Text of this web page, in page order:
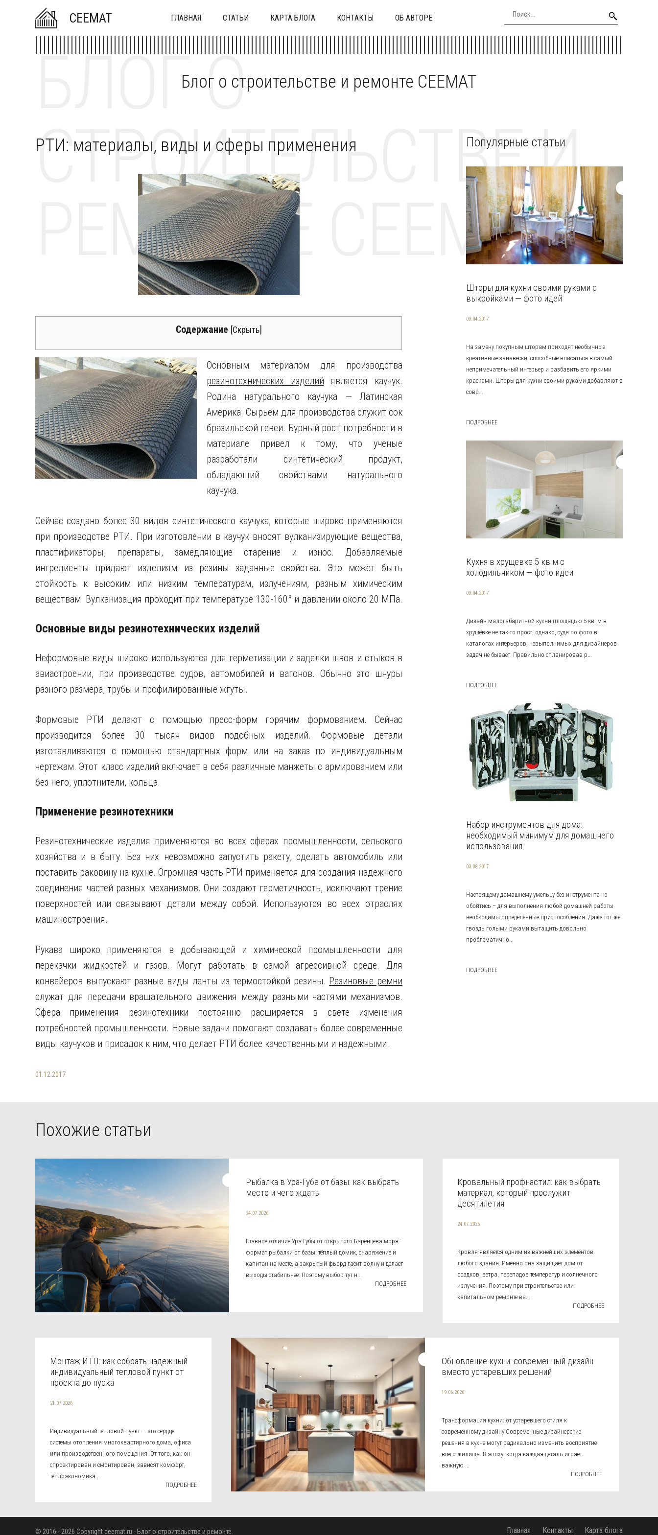
CEEMAT ГЛАВНАЯ СТАТЬИ КАРТА БЛОГА КОНТАКТЫ ОБ АВТОРЕ
Блог о строительстве и ремонте CEEMAT
БЛОГ О
СТРОИТЕЛЬСТВЕ И
РЕМОНТЕ CEEMAT
РТИ: материалы, виды и сферы применения
Содержание [Скрыть]
Основным материалом для производства
резинотехнических изделий является каучук.
Родина натурального каучука — Латинская
Америка. Сырьем для производства служит сок
бразильской гевеи. Бурный рост потребности в
материале привел к тому, что ученые
разработали синтетический продукт,
обладающий свойствами натурального
каучука.
Сейчас создано более 30 видов синтетического каучука, которые широко применяются
при производстве РТИ. При изготовлении в каучук вносят вулканизирующие вещества,
пластификаторы, препараты, замедляющие старение и износ. Добавляемые
ингредиенты придают изделиям из резины заданные свойства. Это может быть
стойкость к высоким или низким температурам, излучениям, разным химическим
веществам. Вулканизация проходит при температуре 130-160° и давлении около 20 МПа.
Основные виды резинотехнических изделий
Неформовые виды широко используются для герметизации и заделки швов и стыков в
авиастроении, при производстве судов, автомобилей и вагонов. Обычно это шнуры
разного размера, трубы и профилированные жгуты.
Формовые РТИ делают с помощью пресс-форм горячим формованием. Сейчас
производится более 30 тысяч видов подобных изделий. Формовые детали
изготавливаются с помощью стандартных форм или на заказ по индивидуальным
чертежам. Этот класс изделий включает в себя различные манжеты с армированием или
без него, уплотнители, кольца.
Применение резинотехники
Резинотехнические изделия применяются во всех сферах промышленности, сельского
хозяйства и в быту. Без них невозможно запустить ракету, сделать автомобиль или
поставить раковину на кухне. Огромная часть РТИ применяется для создания надежного
соединения частей разных механизмов. Они создают герметичность, исключают трение
поверхностей или связывают детали между собой. Используются во всех отраслях
машиностроения.
Рукава широко применяются в добывающей и химической промышленности для
перекачки жидкостей и газов. Могут работать в самой агрессивной среде. Для
конвейеров выпускают разные виды ленты из термостойкой резины. Резиновые ремни
служат для передачи вращательного движения между разными частями механизмов.
Сфера применения резинотехники постоянно расширяется в свете изменения
потребностей промышленности. Новые задачи помогают создавать более современные
виды каучуков и присадок к ним, что делает РТИ более качественными и надежными.
01.12.2017
Популярные статьи
Шторы для кухни своими руками с
выкройками — фото идей
03.04.2017
На замену покупным шторам приходят необычные
креативные занавески, способные вписаться в самый
непримечательный интерьер и разбавить его яркими
красками. Шторы для кухни своими руками добавляют в
совр...
ПОДРОБНЕЕ
Кухня в хрущевке 5 кв м с
холодильником — фото идеи
03.04.2017
Дизайн малогабаритной кухни площадью 5 кв. м в
хрущёвке не так-то прост, однако, судя по фото в
каталогах интерьеров, невыполнимых для дизайнеров
задач не бывает. Правильно спланировав р...
ПОДРОБНЕЕ
Набор инструментов для дома:
необходимый минимум для домашнего
использования
03.08.2017
Настоящему домашнему умельцу без инструмента не
обойтись – для выполнения любой домашней работы
необходимы определенные приспособления. Даже тот же
гвоздь голыми руками вытащить довольно
проблематично...
ПОДРОБНЕЕ
Похожие статьи
Рыбалка в Ура-Губе от базы: как выбрать
место и чего ждать
24.07.2026
Главное отличие Ура-Губы от открытого Баренцева моря -
формат рыбалки от базы: тёплый домик, снаряжение и
капитан на месте, а закрытый фьорд гасит волну и делает
выходы стабильнее. Поэтому выбор тут н...
ПОДРОБНЕЕ
Кровельный профнастил: как выбрать
материал, который прослужит
десятилетия
24.07.2026
Кровля является одним из важнейших элементов
любого здания. Именно она защищает дом от
осадков, ветра, перепадов температур и солнечного
излучения. Поэтому при строительстве или
капитальном ремонте ва...
ПОДРОБНЕЕ
Монтаж ИТП: как собрать надежный
индивидуальный тепловой пункт от
проекта до пуска
21.07.2026
Индивидуальный тепловой пункт — это сердце
системы отопления многоквартирного дома, офиса
или производственного помещения. От того, как он
спроектирован и смонтирован, зависят комфорт,
теплоэкономика ...
ПОДРОБНЕЕ
Обновление кухни: современный дизайн
вместо устаревших решений
19.06.2026
Трансформация кухни: от устаревшего стиля к
современному дизайну Современные дизайнерские
решения в кухне могут радикально изменить восприятие
всего жилища. В эпоху, когда каждая деталь играет
важную ...
ПОДРОБНЕЕ
© 2016 - 2026 Copyright ceemat.ru - Блог о строительстве и ремонте. Главная Контакты Карта блога